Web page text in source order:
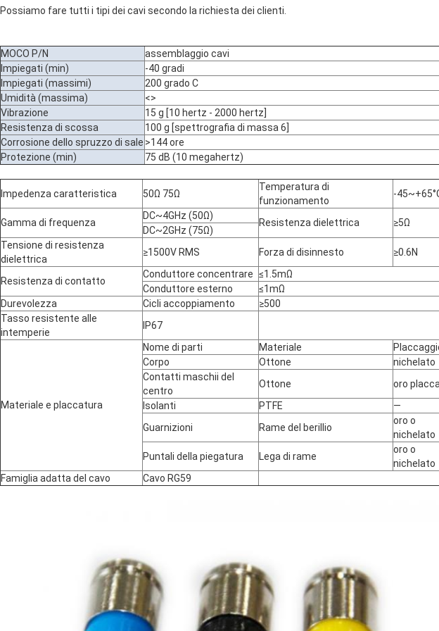
Possiamo fare tutti i tipi dei cavi secondo la richiesta dei clienti.
MOCO P/N
assemblaggio cavi
Impiegati (min)
-40 gradi
Impiegati (massimi)
200 grado C
Umidità (massima)
<>
Vibrazione
15 g [10 hertz - 2000 hertz]
Resistenza di scossa
100 g [spettrografia di massa 6]
Corrosione dello spruzzo di sale >144 ore
Protezione (min)
75 dB (10 megahertz)
Impedenza caratteristica 50Ω 75Ω
Temperatura di
funzionamento
-
Gamma di frequenza
DC~4GHz (50Ω)
Resistenza dielettrica ≥5Ω
DC~2GHz (75Ω)
Tensione di resistenza
dielettrica
≥1500V RMS Forza di disinnesto ≥0.6N
Resistenza di contatto
Conduttore concentrare ≤1.5mΩ
Conduttore esterno
≤1mΩ
Durevolezza
Cicli accoppiamento
≥500
Tasso resistente alle
intemperie
IP67
Materiale e placcatura
Nome di parti Materiale
Corpo
Ottone
nichelato
Contatti maschii del
centro
Ottone
oro
Isolanti
PTFE
—
Guarnizioni
Rame del berillio
oro o
nichelato
Puntali della piegatura
Lega di rame
oro o
nichelato
Famiglia adatta del cavo
Cavo RG59